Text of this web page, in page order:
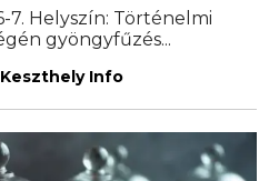
7. Helyszín: Történelmi
gyöngyfűzés...
Keszthely Info